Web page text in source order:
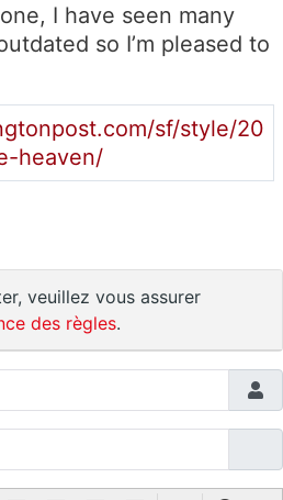
I have seen many
so I’m pleased to
sf/style/20
heaven/
veuillez vous assurer
des règles.